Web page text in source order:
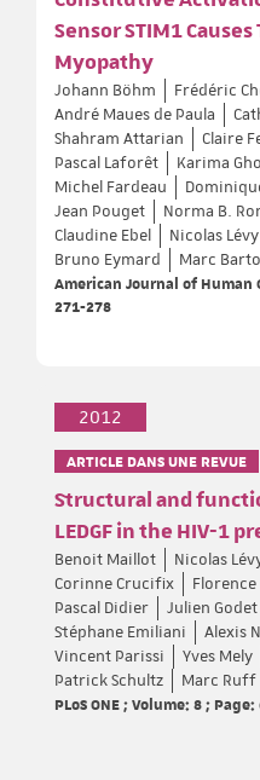
Sensor STIM1
Myopathy
Johann Böhm
Frédéric
André Maues de Paula
Shahram Attarian
Claire
Pascal Laforêt
Karima
Michel Fardeau
Jean Pouget
Norma B.
Claudine Ebel
Nicolas Lévy
Bruno Eymard
Marc
American Journal of Human
271-278
2012
ARTICLE DANS UNE REVUE
Structural and
LEDGF in the HIV-1
Benoit Maillot Nicolas
Corinne Crucifix
Pascal Didier
Julien Godet
Stéphane Emiliani
Alexis
Vincent Parissi
Yves Mely
Patrick Schultz
Marc Ruff
PLoS ONE ; Volume: 8 ;